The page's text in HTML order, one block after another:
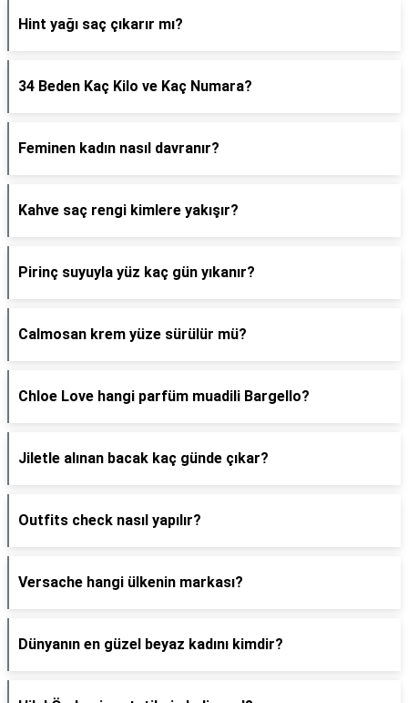
Hint yağı saç çıkarır mı?
34 Beden Kaç Kilo ve Kaç Numara?
Feminen kadın nasıl davranır?
Kahve saç rengi kimlere yakışır?
Pirinç suyuyla yüz kaç gün yıkanır?
Calmosan krem yüze sürülür mü?
Chloe Love hangi parfüm muadili Bargello?
Jiletle alınan bacak kaç günde çıkar?
Outfits check nasıl yapılır?
Versache hangi ülkenin markası?
Dünyanın en güzel beyaz kadını kimdir?